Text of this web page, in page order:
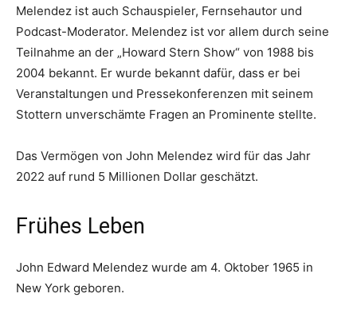
Melendez ist auch Schauspieler, Fernsehautor und
Podcast-Moderator. Melendez ist vor allem durch seine
Teilnahme an der „Howard Stern Show“ von 1988 bis
2004 bekannt. Er wurde bekannt dafür, dass er bei
Veranstaltungen und Pressekonferenzen mit seinem
Stottern unverschämte Fragen an Prominente stellte.
Das Vermögen von John Melendez wird für das Jahr
2022 auf rund 5 Millionen Dollar geschätzt.
Frühes Leben
John Edward Melendez wurde am 4. Oktober 1965 in
New York geboren.